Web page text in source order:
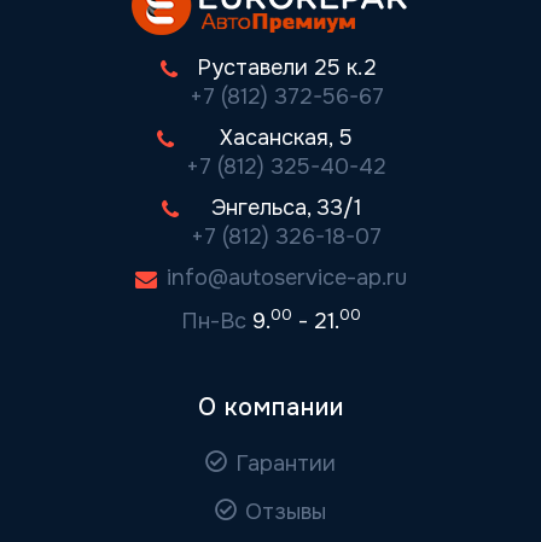
Руставели 25 к.2
+7 (812) 372-56-67
Хасанская, 5
+7 (812) 325-40-42
Энгельса, 33/1
+7 (812) 326-18-07
info@autoservice-ap.ru
Пн-Вс 9.00 - 21.00
О компании
Гарантии
Отзывы